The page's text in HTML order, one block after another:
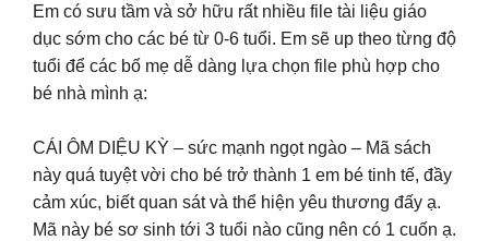
Em có sưu tầm và sở hữu rất nhiều file tài liệu giáo
dục sớm cho các bé từ 0-6 tuổi. Em sẽ up theo từng độ
tuổi để các bố mẹ dễ dàng lựa chọn file phù hợp cho
bé nhà mình ạ:
CÁI ÔM DIỆU KỲ – sức mạnh ngọt ngào – Mã sách
này quá tuyệt vời cho bé trở thành 1 em bé tinh tế, đầy
cảm xúc, biết quan sát và thể hiện yêu thương đấy ạ.
Mã này bé sơ sinh tới 3 tuổi nào cũng nên có 1 cuốn ạ.